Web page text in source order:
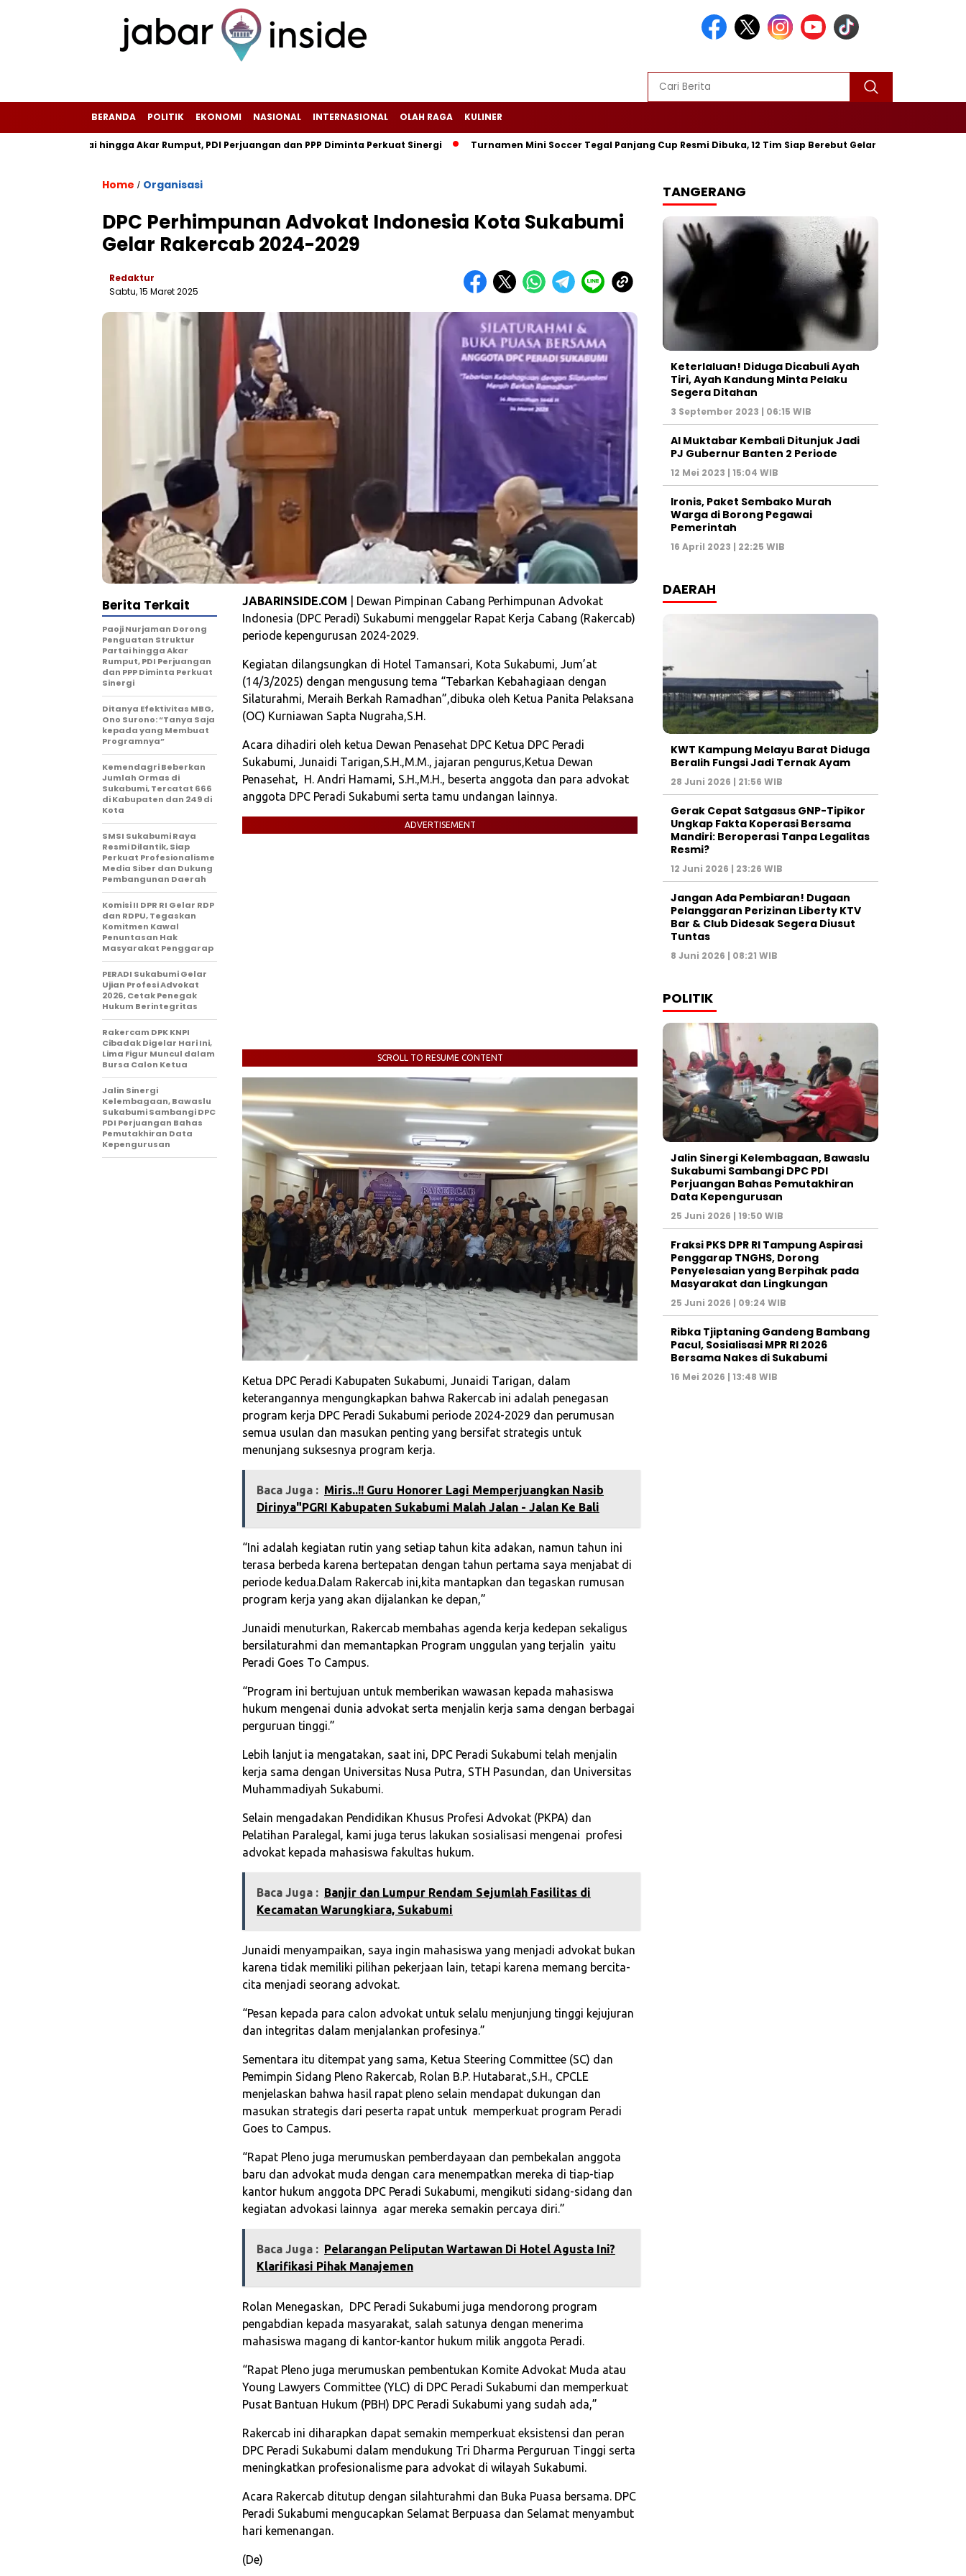
BERANDA POLITIK EKONOMI NASIONAL INTERNASIONAL OLAH RAGA KULINER
Partai hingga Akar Rumput, PDI Perjuangan dan PPP Diminta Perkuat Sinergi Turnamen Mini Soccer Tegal Panjang Cup Resmi Dibuka, 12 Tim Siap Berebut Gelar Juara
Home / Organisasi
DPC Perhimpunan Advokat Indonesia Kota Sukabumi
Gelar Rakercab 2024-2029
Redaktur
Sabtu, 15 Maret 2025
JABARINSIDE.COM | Dewan Pimpinan Cabang Perhimpunan Advokat
Indonesia (DPC Peradi) Sukabumi menggelar Rapat Kerja Cabang (Rakercab)
periode kepengurusan 2024-2029.
Kegiatan dilangsungkan di Hotel Tamansari, Kota Sukabumi, Jum’at
(14/3/2025) dengan mengusung tema “Tebarkan Kebahagiaan dengan
Silaturahmi, Meraih Berkah Ramadhan”,dibuka oleh Ketua Panita Pelaksana
(OC) Kurniawan Sapta Nugraha,S.H.
Acara dihadiri oleh ketua Dewan Penasehat DPC Ketua DPC Peradi
Sukabumi, Junaidi Tarigan,S.H.,M.M., jajaran pengurus,Ketua Dewan
Penasehat, H. Andri Hamami, S.H.,M.H., beserta anggota dan para advokat
anggota DPC Peradi Sukabumi serta tamu undangan lainnya.
ADVERTISEMENT
SCROLL TO RESUME CONTENT
Ketua DPC Peradi Kabupaten Sukabumi, Junaidi Tarigan, dalam
keterangannya mengungkapkan bahwa Rakercab ini adalah penegasan
program kerja DPC Peradi Sukabumi periode 2024-2029 dan perumusan
semua usulan dan masukan penting yang bersifat strategis untuk
menunjang suksesnya program kerja.
Baca Juga : Miris..!! Guru Honorer Lagi Memperjuangkan Nasib
Dirinya"PGRI Kabupaten Sukabumi Malah Jalan - Jalan Ke Bali
“Ini adalah kegiatan rutin yang setiap tahun kita adakan, namun tahun ini
terasa berbeda karena bertepatan dengan tahun pertama saya menjabat di
periode kedua.Dalam Rakercab ini,kita mantapkan dan tegaskan rumusan
program kerja yang akan dijalankan ke depan,”
Junaidi menuturkan, Rakercab membahas agenda kerja kedepan sekaligus
bersilaturahmi dan memantapkan Program unggulan yang terjalin yaitu
Peradi Goes To Campus.
“Program ini bertujuan untuk memberikan wawasan kepada mahasiswa
hukum mengenai dunia advokat serta menjalin kerja sama dengan berbagai
perguruan tinggi.”
Lebih lanjut ia mengatakan, saat ini, DPC Peradi Sukabumi telah menjalin
kerja sama dengan Universitas Nusa Putra, STH Pasundan, dan Universitas
Muhammadiyah Sukabumi.
Selain mengadakan Pendidikan Khusus Profesi Advokat (PKPA) dan
Pelatihan Paralegal, kami juga terus lakukan sosialisasi mengenai profesi
advokat kepada mahasiswa fakultas hukum.
Baca Juga : Banjir dan Lumpur Rendam Sejumlah Fasilitas di
Kecamatan Warungkiara, Sukabumi
Junaidi menyampaikan, saya ingin mahasiswa yang menjadi advokat bukan
karena tidak memiliki pilihan pekerjaan lain, tetapi karena memang bercita-
cita menjadi seorang advokat.
“Pesan kepada para calon advokat untuk selalu menjunjung tinggi kejujuran
dan integritas dalam menjalankan profesinya.”
Sementara itu ditempat yang sama, Ketua Steering Committee (SC) dan
Pemimpin Sidang Pleno Rakercab, Rolan B.P. Hutabarat.,S.H., CPCLE
menjelaskan bahwa hasil rapat pleno selain mendapat dukungan dan
masukan strategis dari peserta rapat untuk memperkuat program Peradi
Goes to Campus.
“Rapat Pleno juga merumuskan pemberdayaan dan pembekalan anggota
baru dan advokat muda dengan cara menempatkan mereka di tiap-tiap
kantor hukum anggota DPC Peradi Sukabumi, mengikuti sidang-sidang dan
kegiatan advokasi lainnya agar mereka semakin percaya diri.”
Baca Juga : Pelarangan Peliputan Wartawan Di Hotel Agusta Ini?
Klarifikasi Pihak Manajemen
Rolan Menegaskan, DPC Peradi Sukabumi juga mendorong program
pengabdian kepada masyarakat, salah satunya dengan menerima
mahasiswa magang di kantor-kantor hukum milik anggota Peradi.
“Rapat Pleno juga merumuskan pembentukan Komite Advokat Muda atau
Young Lawyers Committee (YLC) di DPC Peradi Sukabumi dan memperkuat
Pusat Bantuan Hukum (PBH) DPC Peradi Sukabumi yang sudah ada,”
Rakercab ini diharapkan dapat semakin memperkuat eksistensi dan peran
DPC Peradi Sukabumi dalam mendukung Tri Dharma Perguruan Tinggi serta
meningkatkan profesionalisme para advokat di wilayah Sukabumi.
Acara Rakercab ditutup dengan silahturahmi dan Buka Puasa bersama. DPC
Peradi Sukabumi mengucapkan Selamat Berpuasa dan Selamat menyambut
hari kemenangan.
(De)
Berita Terkait
Paoji Nurjaman Dorong
Penguatan Struktur
Partai hingga Akar
Rumput, PDI Perjuangan
dan PPP Diminta Perkuat
Sinergi
‎Ditanya Efektivitas MBG,
Ono Surono: “Tanya Saja
kepada yang Membuat
Programnya”‎
Kemendagri Beberkan
Jumlah Ormas di
Sukabumi, Tercatat 666
di Kabupaten dan 249 di
Kota
‎SMSI Sukabumi Raya
Resmi Dilantik, Siap
Perkuat Profesionalisme
Media Siber dan Dukung
Pembangunan Daerah‎
Komisi II DPR RI Gelar RDP
dan RDPU, Tegaskan
Komitmen Kawal
Penuntasan Hak
Masyarakat Penggarap
‎PERADI Sukabumi Gelar
Ujian Profesi Advokat
2026, Cetak Penegak
Hukum Berintegritas
‎Rakercam DPK KNPI
Cibadak Digelar Hari Ini,
Lima Figur Muncul dalam
Bursa Calon Ketua
Jalin Sinergi
Kelembagaan, Bawaslu
Sukabumi Sambangi DPC
PDI Perjuangan Bahas
Pemutakhiran Data
Kepengurusan
TANGERANG
Keterlaluan! Diduga Dicabuli Ayah
Tiri, Ayah Kandung Minta Pelaku
Segera Ditahan
3 September 2023 | 06:15 WIB
Al Muktabar Kembali Ditunjuk Jadi
PJ Gubernur Banten 2 Periode
12 Mei 2023 | 15:04 WIB
Ironis, Paket Sembako Murah
Warga di Borong Pegawai
Pemerintah
16 April 2023 | 22:25 WIB
DAERAH
KWT Kampung Melayu Barat Diduga
Beralih Fungsi Jadi Ternak Ayam
28 Juni 2026 | 21:56 WIB
Gerak Cepat Satgasus GNP-Tipikor
Ungkap Fakta Koperasi Bersama
Mandiri: Beroperasi Tanpa Legalitas
Resmi?
12 Juni 2026 | 23:26 WIB
Jangan Ada Pembiaran! Dugaan
Pelanggaran Perizinan Liberty KTV
Bar & Club Didesak Segera Diusut
Tuntas
8 Juni 2026 | 08:21 WIB
POLITIK
Jalin Sinergi Kelembagaan, Bawaslu
Sukabumi Sambangi DPC PDI
Perjuangan Bahas Pemutakhiran
Data Kepengurusan
25 Juni 2026 | 19:50 WIB
‎Fraksi PKS DPR RI Tampung Aspirasi
Penggarap TNGHS, Dorong
Penyelesaian yang Berpihak pada
Masyarakat dan Lingkungan‎
25 Juni 2026 | 09:24 WIB
Ribka Tjiptaning Gandeng Bambang
Pacul, Sosialisasi MPR RI 2026
Bersama Nakes di Sukabumi
16 Mei 2026 | 13:48 WIB